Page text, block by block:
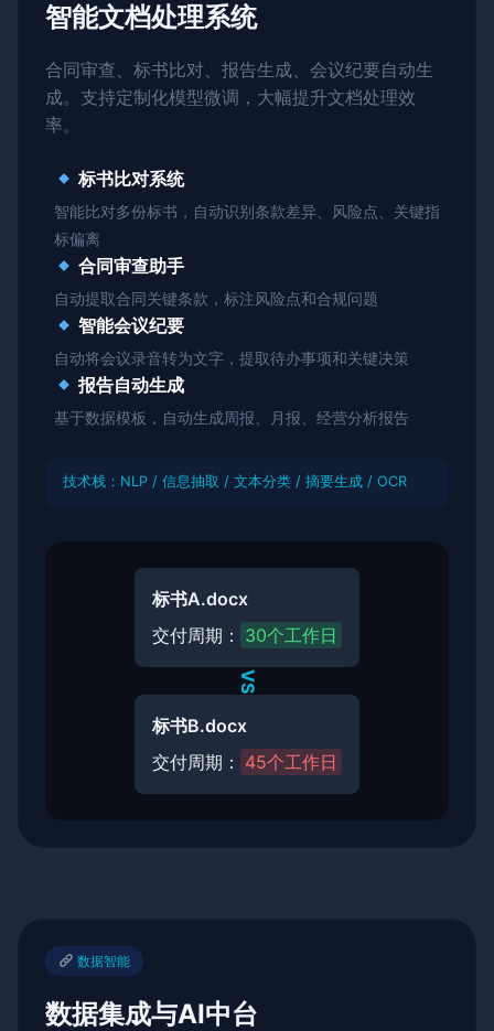
智能文档处理系统
合同审查、标书比对、报告生成、会议纪要自动生
成。支持定制化模型微调，大幅提升文档处理效
率。
标书比对系统
智能比对多份标书，自动识别条款差异、风险点、关键指
标偏离
合同审查助手
自动提取合同关键条款，标注风险点和合规问题
智能会议纪要
自动将会议录音转为文字，提取待办事项和关键决策
报告自动生成
基于数据模板，自动生成周报、月报、经营分析报告
技术栈：NLP / 信息抽取 / 文本分类 / 摘要生成 / OCR
标书A.docx
交付周期： 30个工作日
VS
标书B.docx
交付周期： 45个工作日
数据智能
数据集成与AI中台